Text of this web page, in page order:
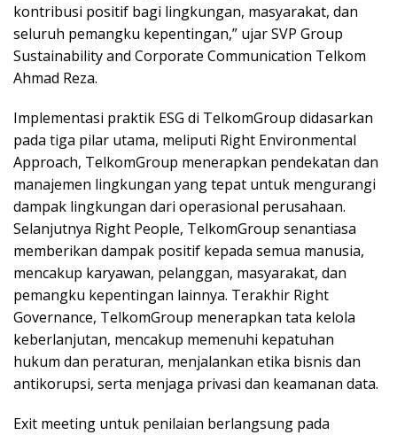
kontribusi positif bagi lingkungan, masyarakat, dan
seluruh pemangku kepentingan,” ujar SVP Group
Sustainability and Corporate Communication Telkom
Ahmad Reza.
Implementasi praktik ESG di TelkomGroup didasarkan
pada tiga pilar utama, meliputi Right Environmental
Approach, TelkomGroup menerapkan pendekatan dan
manajemen lingkungan yang tepat untuk mengurangi
dampak lingkungan dari operasional perusahaan.
Selanjutnya Right People, TelkomGroup senantiasa
memberikan dampak positif kepada semua manusia,
mencakup karyawan, pelanggan, masyarakat, dan
pemangku kepentingan lainnya. Terakhir Right
Governance, TelkomGroup menerapkan tata kelola
keberlanjutan, mencakup memenuhi kepatuhan
hukum dan peraturan, menjalankan etika bisnis dan
antikorupsi, serta menjaga privasi dan keamanan data.
Exit meeting untuk penilaian berlangsung pada